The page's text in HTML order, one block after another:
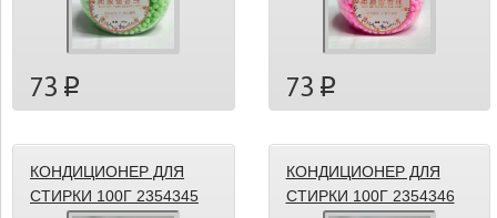
73 p 73 p
КОНДИЦИОНЕР ДЛЯ
СТИРКИ 100Г 2354345
КОНДИЦИОНЕР ДЛЯ
СТИРКИ 100Г 2354346